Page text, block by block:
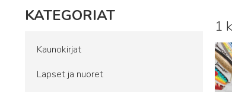
KATEGORIAT
Kaunokirjat
Lapset ja nuoret
1